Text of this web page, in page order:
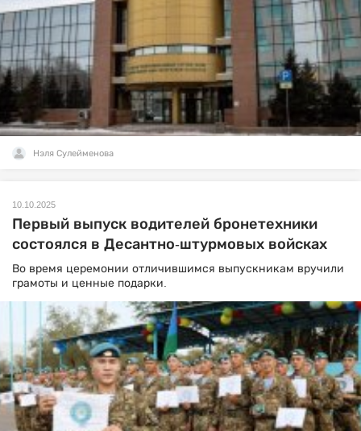
Нэля Сулейменова
10.10.2025
Первый выпуск водителей бронетехники
состоялся в Десантно-штурмовых войсках
Во время церемонии отличившимся выпускникам вручили
грамоты и ценные подарки.